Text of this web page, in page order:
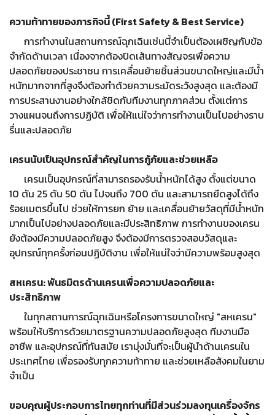
ความท้าทายของภารกิจนี้ (First Safety & Best Service)
การทำงานในสถานการณ์ฉุกเฉินเช่นนี้จำเป็นต้องเผชิญกับข้อ
จำกัดด้านเวลา เนื่องจากต้องปิดเส้นทางสัญจรเพื่อความ
ปลอดภัยของประชาชน การเคลื่อนย้ายชิ้นส่วนขนาดใหญ่และมีน้ำ
หนักมากจากที่สูงจึงต้องทำด้วยความระมัดระวังสูงสุด และต้องมี
การประสานงานอย่างใกล้ชิดกับทีมงานทุกภาคส่วน ตั้งแต่การ
วางแผนจนถึงการปฏิบัติ เพื่อให้แน่ใจว่าการทำงานเป็นไปอย่างราบ
รื่นและปลอดภัย
เครนนับเป็นอุปกรณ์สำคัญในการกู้ภัยและช่วยเหลือ
เครนเป็นอุปกรณ์ที่สามารถรองรับน้ำหนักได้สูง ตั้งแต่ขนาด
10 ตัน 25 ตัน 50 ตัน ไปจนถึง 700 ตัน และสามารถยืดสูงได้ถึง
ร้อยเมตรขึ้นไป ช่วยให้การยก ย้าย และเคลื่อนย้ายวัสดุที่มีน้ำหนัก
มากเป็นไปอย่างปลอดภัยและมีประสิทธิภาพ การทำงานของเครน
ยังต้องมีความปลอดภัยสูง จึงต้องมีการตรวจสอบวัสดุและ
อุปกรณ์ทุกครั้งก่อนปฏิบัติงาน เพื่อให้แน่ใจว่ามีความพร้อมสูงสุด
สหเครน: พันธมิตรด้านเครนเพื่อความปลอดภัยและ
ประสิทธิภาพ
ในทุกสถานการณ์ฉุกเฉินหรือโครงการขนาดใหญ่ "สหเครน"
พร้อมให้บริการด้วยมาตรฐานความปลอดภัยสูงสุด ทีมงานมือ
อาชีพ และอุปกรณ์ที่ทันสมัย เรามุ่งมั่นที่จะเป็นผู้นำด้านเครนใน
ประเทศไทย เพื่อรองรับทุกความท้าทาย และช่วยเหลือสังคมในยาม
จำเป็น
ขอบคุณผู้ประกอบการไทยทุกท่านที่มีส่วนร่วมลงทุนเครื่องจักร